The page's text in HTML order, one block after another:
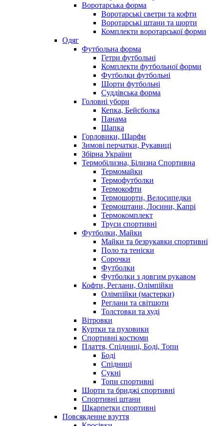
Воротарська форма
Воротарські светри та кофти
Воротарські штани та шорти
Комплекти воротарської форми
Одяг
Футбольна форма
Гетри футбольні
Комплекти футбольної форми
Футболки футбольні
Шорти футбольні
Суддівська форма
Головні убори
Кепка, Бейсболка
Панама
Шапка
Горловики, Шарфи
Зимові перчатки, Рукавиці
Збірна України
Термобілизна, Білизна Спортивна
Термомайки
Термофутболки
Термокофти
Термошорти, Велосипедки
Термоштани, Лосини, Капрі
Термокомплект
Труси спортивні
Футболки, Майки
Майки та безрукавки спортивні
Поло та теніски
Сорочки
Футболки
Футболки з довгим рукавом
Кофти, Реглани, Олімпійки
Олімпійки (мастерки)
Реглани та світшоти
Толстовки та худі
Вітровки
Куртки та пуховики
Спортивні костюми
Плаття, Спідниці, Боді, Топи
Боді
Спідниці
Сукні
Топи спортивні
Шорти та бриджі спортивні
Спортивні штани
Шкарпетки спортивні
Повсякденне взуття